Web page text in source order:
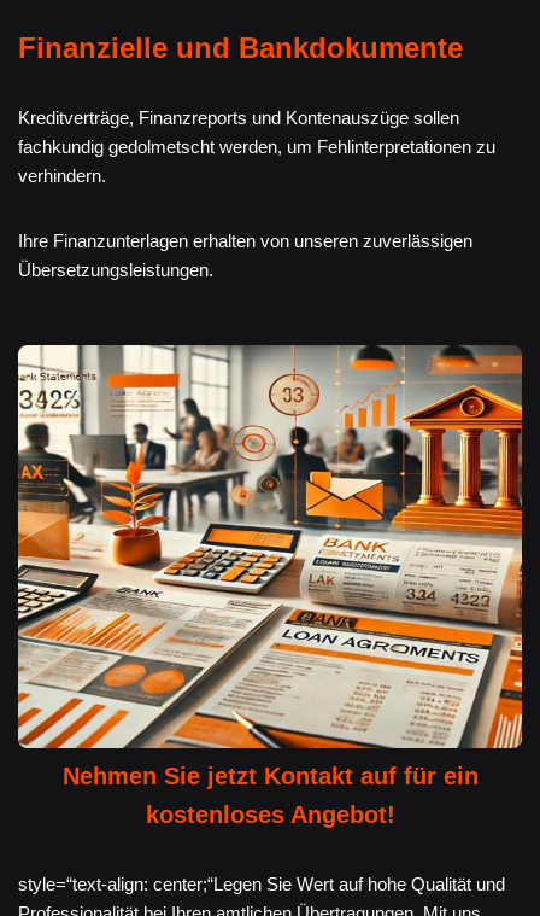
Finanzielle und Bankdokumente
Kreditverträge, Finanzreports und Kontenauszüge sollen
fachkundig gedolmetscht werden, um Fehlinterpretationen zu
verhindern.
Ihre Finanzunterlagen erhalten von unseren zuverlässigen
Übersetzungsleistungen.
Nehmen Sie jetzt Kontakt auf für ein
kostenloses Angebot!
style=“text-align: center;“Legen Sie Wert auf hohe Qualität und